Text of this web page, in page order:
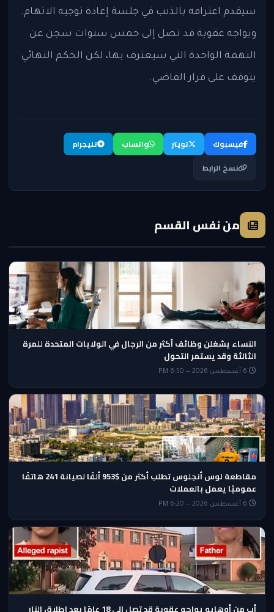
سيقدم اعترافه بالذنب في جلسة إعادة توجيه الاتهام.
ويواجه عقوبة قد تصل إلى خمس سنوات سجن عن
التهمة الواحدة التي سيعترف بها، لكن الحكم النهائي
يتوقف على قرار القاضي.
فيسبوك تويتر واتساب
تليجرام
نسخ الرابط
من نفس القسم
النساء يشغلن وظائف أكثر من الرجال في الولايات المتحدة للمرة
الثالثة وقد يستمر التحول
مقاطعة لوس أنجلوس تطلب أكثر من $953 ألفًا لصيانة 241 هاتفًا
عموميًا يعمل بالعملات